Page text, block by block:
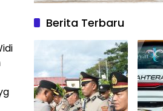
Berita Terbaru